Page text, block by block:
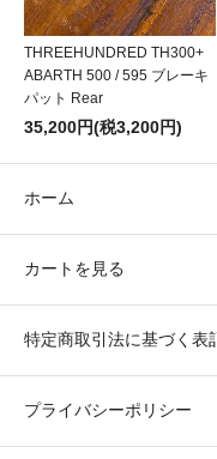
THREEHUNDRED TH300+
ABARTH 500 / 595 ブレーキ
パット Rear
35,200円(税3,200円)
ホーム
カートを見る
特定商取引法に基づく表
プライバシーポリシー